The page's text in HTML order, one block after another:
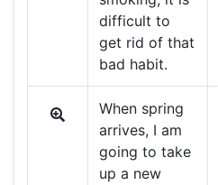
difficult to
get rid of that
bad habit.
When spring
arrives, I am
going to take
up a new